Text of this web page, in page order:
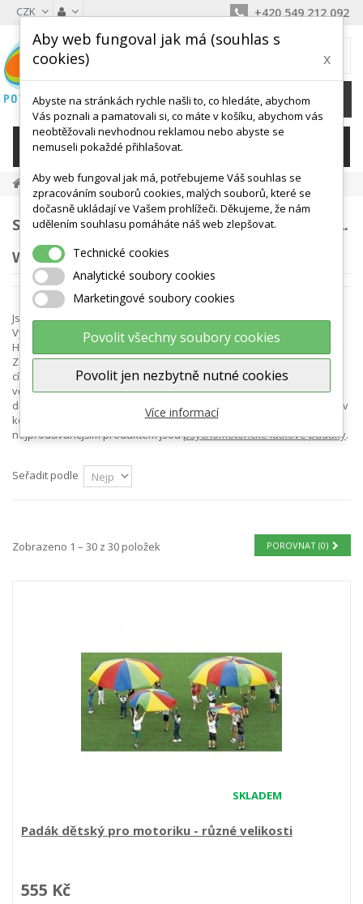
CZK +420 549 212 092
0 Kč
KATEGORIE
A. Winther A/S – Gonge
SEZNAM PRODUKTŮ PODLE DODAVATELŮ: A.
WINTHER A/S – GONGE
Jsme dovozcem produktů dánského výrobceA. Winther A/S.
Výrobky Gonge vynikají svou kvalitou a dobrým zpracováním.
Heslem této značky je Učení se pohybem Learning By Moving.
Zakládají si na tom, aby učení se byla pro děti hra. Děti jsou hlavní
cílovou skupinou, ale výrobky Gonge jsou často využívány i pro jiné
věkové kategorie. Podporují představivost a rozvíjí dětské
dovednosti skrze pohybovou aktivitu. Děti i jejich průvodci a učitelé v
kolektivu tyto hračky a hry milují. Nejznámějším a bezpochyby
nejprodávanějším produktem jsoupsychomotorické látkové padáky.
Seřadit podle
POROVNAT (0)
Zobrazeno 1 – 30 z 30 položek
SKLADEM
Padák dětský pro motoriku - různé velikosti
555 Kč
Aby web fungoval jak má (souhlas s
cookies)
x
Abyste na stránkách rychle našli to, co hledáte, abychom
Vás poznali a pamatovali si, co máte v košíku, abychom vás
neobtěžovali nevhodnou reklamou nebo abyste se
nemuseli pokaždé přihlašovat.
Aby web fungoval jak má, potřebujeme Váš souhlas se
zpracováním souborů cookies, malých souborů, které se
dočasně ukládají ve Vašem prohlížeči. Děkujeme, že nám
udělením souhlasu pomáháte náš web zlepšovat.
Technické cookies
Analytické soubory cookies
Marketingové soubory cookies
Povolit všechny soubory cookies
Povolit jen nezbytně nutné cookies
Více informací